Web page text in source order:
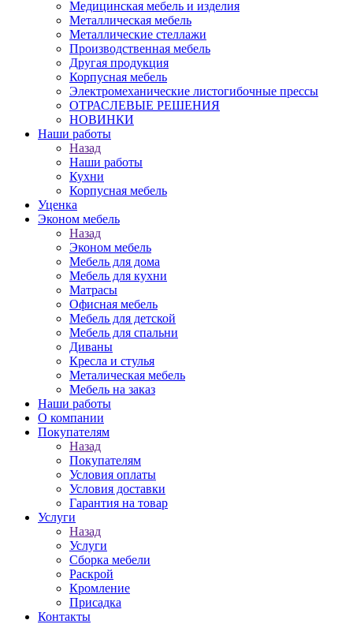
Медицинская мебель и изделия
Металлическая мебель
Металлические стеллажи
Производственная мебель
Другая продукция
Корпусная мебель
Электромеханические листогибочные прессы
ОТРАСЛЕВЫЕ РЕШЕНИЯ
НОВИНКИ
Наши работы
Назад
Наши работы
Кухни
Корпусная мебель
Уценка
Эконом мебель
Назад
Эконом мебель
Мебель для дома
Мебель для кухни
Матрасы
Офисная мебель
Мебель для детской
Мебель для спальни
Диваны
Кресла и стулья
Металическая мебель
Мебель на заказ
Наши работы
О компании
Покупателям
Назад
Покупателям
Условия оплаты
Условия доставки
Гарантия на товар
Услуги
Назад
Услуги
Сборка мебели
Раскрой
Кромление
Присадка
Контакты